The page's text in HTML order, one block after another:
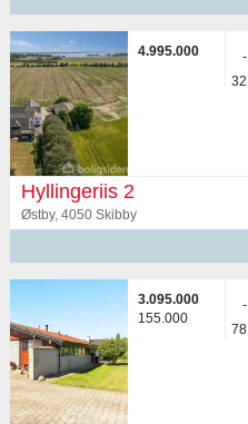
4.995.000 -
32
Hyllingeriis 2
Østby, 4050 Skibby
3.095.000
155.000
-
78